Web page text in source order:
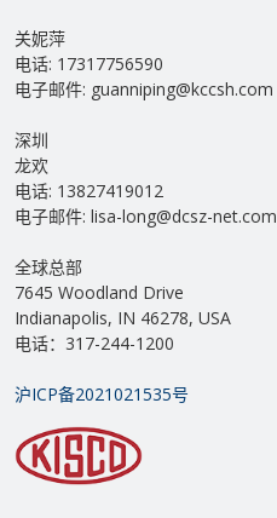
关妮萍
电话: 17317756590
电子邮件: guanniping@kccsh.com
深圳
龙欢
电话: 13827419012
电子邮件: lisa-long@dcsz-net.com
全球总部
7645 Woodland Drive
Indianapolis, IN 46278, USA
电话：317-244-1200
沪ICP备2021021535号